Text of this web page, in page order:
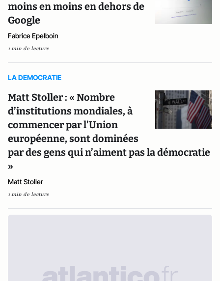
moins en moins en dehors de
Google
Fabrice Epelboin
1 min de lecture
LA DEMOCRATIE
Matt Stoller : « Nombre
d’institutions mondiales, à
commencer par l’Union
européenne, sont dominées
par des gens qui n’aiment pas la démocratie
»
Matt Stoller
1 min de lecture